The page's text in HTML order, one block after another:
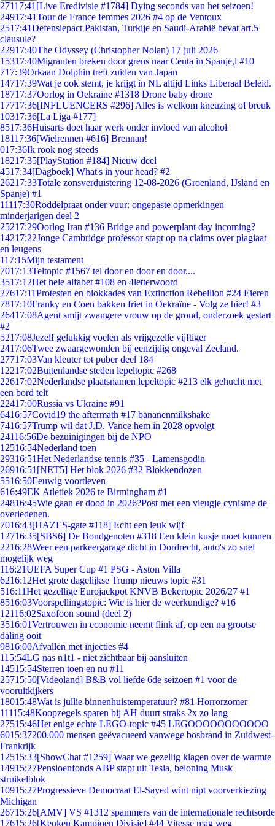
27117:41 [Live Eredivisie #1784] Dying seconds van het seizoen!
24917:41Tour de France femmes 2026 #4 op de Ventoux
2517:41Defensiepact Pakistan, Turkije en Saudi-Arabië bevat art.5
clausule?
22917:40The Odyssey (Christopher Nolan) 17 juli 2026
15317:40Migranten breken door grens naar Ceuta in Spanje,l #10
717:39Orkaan Dolphin treft zuiden van Japan
14717:39Wat je ook stemt, je krijgt in NL altijd Links Liberaal Beleid.
18717:37Oorlog in Oekraïne #1318 Drone baby drone
17717:36[INFLUENCERS #296] Alles is welkom kneuzing of breuk
10317:36[La Liga #177]
8517:36Huisarts doet haar werk onder invloed van alcohol
18117:36[Wielrennen #616] Brennan!
017:36Ik rook nog steeds
18217:35[PlayStation #184] Nieuw deel
4517:34[Dagboek] What's in your head? #2
26217:33Totale zonsverduistering 12-08-2026 (Groenland, IJsland en
Spanje) #1
11117:30Roddelpraat onder vuur: ongepaste opmerkingen
minderjarigen deel 2
25217:29Oorlog Iran #136 Bridge and powerplant day incoming?
14217:22Jonge Cambridge professor stapt op na claims over plagiaat
en leugens
117:15Mijn testament
7017:13Teltopic #1567 tel door en door en door....
3517:12Het hele alfabet #108 en 4letterwoord
27617:11Protesten en blokkades van Extinction Rebellion #24 Eieren
7817:10Franky en Coen bakken friet in Oekraïne - Volg ze hier! #3
26417:08Agent smijt zwangere vrouw op de grond, onderzoek gestart
#2
5217:08Jezelf gelukkig voelen als vrijgezelle vijftiger
2417:06Twee zwaargewonden bij eenzijdig ongeval Zeeland.
27717:03Van kleuter tot puber deel 184
12217:02Buitenlandse steden lepeltopic #268
22617:02Nederlandse plaatsnamen lepeltopic #213 elk gehucht met
een bord telt
22417:00Russia vs Ukraine #91
6416:57Covid19 the aftermath #17 bananenmilkshake
7416:57Trump wil dat J.D. Vance hem in 2028 opvolgt
24116:56De bezuinigingen bij de NPO
12516:54Nederland toen
29316:51Het Nederlandse tennis #35 - Lamensgodin
26916:51 [NET5] Het blok 2026 #32 Blokkendozen
5516:50Eeuwig voortleven
616:49EK Atletiek 2026 te Birmingham #1
24816:45Wie gaan er dood in 2026?Post met een vleugje cynisme de
overledenen.
7016:43[HAZES-gate #118] Echt een leuk wijf
12716:35[SBS6] De Bondgenoten #318 Een klein kusje moet kunnen
2216:28Weer een parkeergarage dicht in Dordrecht, auto's zo snel
mogelijk weg
116:21UEFA Super Cup #1 PSG - Aston Villa
6216:12Het grote dagelijkse Trump nieuws topic #31
516:11Het gezellige Eurojackpot KNVB Bekertopic 2026/27 #1
8516:03Voorspellingstopic: Wie is hier de weerkundige? #16
12116:02Saxofoon sound (deel 2)
3516:01Vertrouwen in economie neemt flink af, op een na grootse
daling ooit
9816:00Afvallen met injecties #4
115:54LG nas n1t1 - niet zichtbaar bij aansluiten
14515:54Sterren toen en nu #11
25715:50[Videoland] B&B vol liefde 6de seizoen #1 voor de
vooruitkijkers
18015:48Wat is jullie binnenhuistemperatuur? #81 Horrorzomer
11115:48Koopzegels sparen bij AH duurt straks 2x zo lang
27515:46Het enige echte LEGO-topic #45 LEGOOOOOOOOOOO
6015:37200.000 mensen geëvacueerd vanwege bosbrand in Zuidwest-
Frankrijk
12515:33[ShowChat #1259] Waar we gezellig klagen over de warmte
14915:27Pensioenfonds ABP stapt uit Tesla, beloning Musk
struikelblok
10915:27Progressieve Democraat El-Sayed wint nipt voorverkiezing
Michigan
26715:26[AMV] VS #1312 spammers van de internationale rechtsorde
17615:26[Keuken Kampioen Divisie] #44 Vitesse mag weg